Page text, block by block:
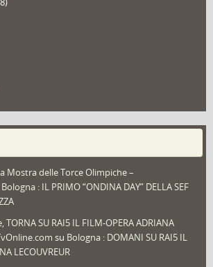
(25)
Mostra delle Torce Olimpiche –
Bologna : IL PRIMO “ONDINA DAY” DELLA SEF
SU RAI5 IL FILM-OPERA ADRIANA
su Bologna : DOMANI SU RAI5 IL
LECOUVREUR